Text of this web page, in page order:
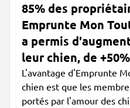
85% des
Emprunte Mon
a permis
leur chien, de
L'avantage d'Emprunte
chien est que les
portés par l'amour des